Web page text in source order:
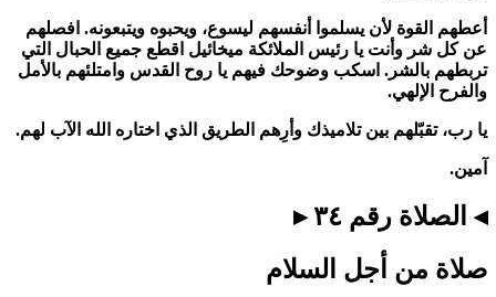
أعطهم القوة لأن يسلموا أنفسهم ليسوع، ويحبوه ويتبعونه. افصلهم
عن كل شر وأنت يا رئيس الملائكة ميخائيل اقطع جميع الحبال التي
تربطهم بالشر. اسكب وضوحك فيهم يا روح القدس وامتلئهم بالأمل
والفرح الإلهي.
يا رب، تقبّلهم بين تلاميذك وأرِهم الطريق الذي اختاره الله الآب لهم.
آمين.
◂ الصلاة رقم ٣٤ ▸
صلاة من أجل السلام